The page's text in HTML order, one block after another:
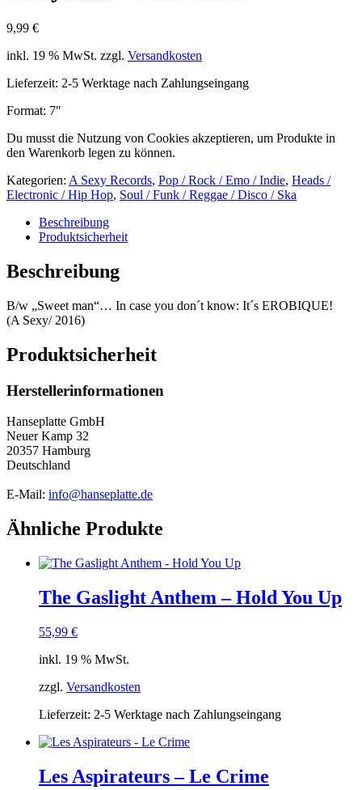
9,99 €
inkl. 19 % MwSt. zzgl. Versandkosten
Lieferzeit: 2-5 Werktage nach Zahlungseingang
Format: 7″
Du musst die Nutzung von Cookies akzeptieren, um Produkte in
den Warenkorb legen zu können.
Kategorien: A Sexy Records, Pop / Rock / Emo / Indie, Heads /
Electronic / Hip Hop, Soul / Funk / Reggae / Disco / Ska
Beschreibung
Produktsicherheit
Beschreibung
B/w „Sweet man“… In case you don´t know: It´s EROBIQUE!
(A Sexy/ 2016)
Produktsicherheit
Herstellerinformationen
Hanseplatte GmbH
Neuer Kamp 32
20357 Hamburg
Deutschland
E-Mail: info@hanseplatte.de
Ähnliche Produkte
The Gaslight Anthem – Hold You Up
55,99 €
inkl. 19 % MwSt.
zzgl. Versandkosten
Lieferzeit: 2-5 Werktage nach Zahlungseingang
Les Aspirateurs – Le Crime